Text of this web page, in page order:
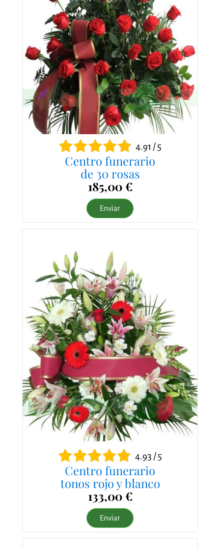
4.91 / 5
Centro funerario
de 30 rosas
185,00 €
Enviar
4.93 / 5
Centro funerario
tonos rojo y blanco
133,00 €
Enviar